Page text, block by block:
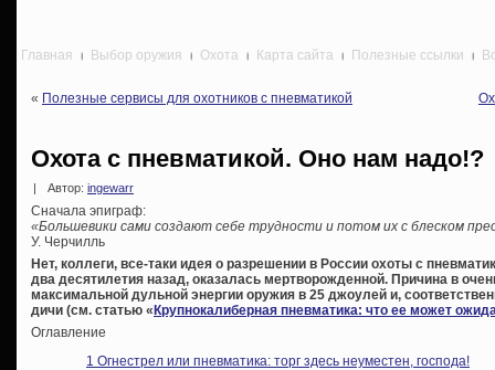
Главная Выбор оружия Охота Карта сайта Полезные ссылки
« Полезные сервисы для охотников с пневматикой
Охота с пневматикой. Оно нам надо!?
| Автор: ingewarr
Сначала эпиграф:
«Большевики сами создают себе трудности и потом их с блеском
У. Черчилль
Нет, коллеги, все-таки идея о разрешении в России охоты с
два десятилетия назад, оказалась мертворожденной. Причина в
максимальной дульной энергии оружия в 25 джоулей и,
дичи (см. статью «Крупнокалиберная пневматика: что ее может
Оглавление
1 Огнестрел или пневматика: торг здесь неуместен, господа!